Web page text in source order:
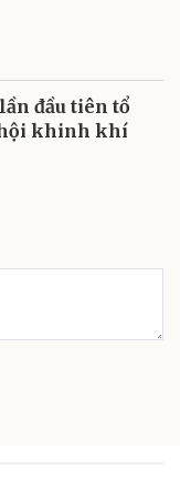
đầu tiên tổ
khinh khí